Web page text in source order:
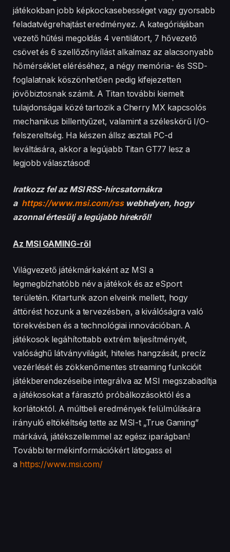
játékokban jobb képkockasebességet vagy gyorsabb
feladatvégrehajtást eredményez. A kategóriájában
vezető hűtési megoldás 4 ventilátort, 7 hővezető
csövet és 6 szellőzőnyílást alkalmaz az alacsonyabb
hőmérséklet eléréséhez, a négy memória- és SSD-
foglalatnak köszönhetően pedig kifejezetten
jövőbiztosnak számít. A Titan további kiemelt
tulajdonságai közé tartozik a Cherry MX kapcsolós
mechanikus billentyűzet, valamint a széleskörű I/O-
felszereltség. Ha készen állsz asztali PC-d
leváltására, akkor a legújabb Titan GT77 lesz a
legjobb választásod!
Iratkozz fel az MSI RSS-hírcsatornákra
a https://www.msi.com/rsswebhelyen, hogy
azonnal értesülj a legújabb hírekről!
Az MSI GAMING-ről
Világvezető játékmárkaként az MSI a
legmegbízhatóbb név a játékok és az eSport
területén. Kitartunk azon elveink mellett, hogy
áttörést hozunk a tervezésben, a kiválóságra való
törekvésben és a technológiai innovációban. A
játékosok legáhítottabb extrém teljesítményét,
valósághű látványvilágát, hiteles hangzását, precíz
vezérlését és zökkenőmentes streaming funkcióit
játékberendezéseibe integrálva az MSI megszabadítja
a játékosokat a fárasztó próbálkozásoktól és a
korlátoktól. A múltbeli eredmények felülmúlására
irányuló eltökéltség tette az MSI-t „True Gaming”
márkává, játékszellemmel az egész iparágban!
További termékinformációkért látogass el
a https://www.msi.com/